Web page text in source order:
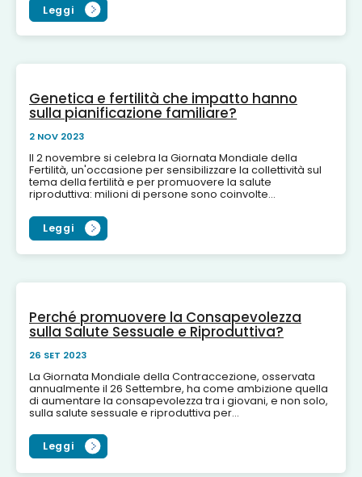
Leggi
Genetica e fertilità che impatto hanno
sulla pianificazione familiare?
2 NOV 2023
Il 2 novembre si celebra la Giornata Mondiale della
Fertilità, un'occasione per sensibilizzare la collettività sul
tema della fertilità e per promuovere la salute
riproduttiva: milioni di persone sono coinvolte...
Leggi
Perché promuovere la Consapevolezza
sulla Salute Sessuale e Riproduttiva?
26 SET 2023
La Giornata Mondiale della Contraccezione, osservata
annualmente il 26 Settembre, ha come ambizione quella
di aumentare la consapevolezza tra i giovani, e non solo,
sulla salute sessuale e riproduttiva per...
Leggi